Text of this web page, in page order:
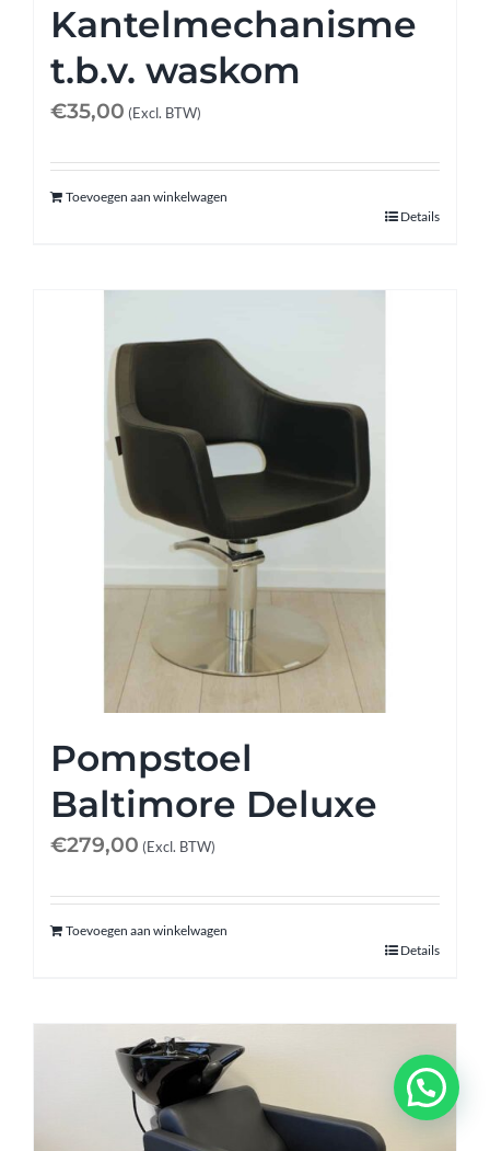
Kantelmechanisme
t.b.v. waskom
€35,00 (Excl. BTW)
Toevoegen aan winkelwagen
Details
Pompstoel
Baltimore Deluxe
€279,00 (Excl. BTW)
Toevoegen aan winkelwagen
Details